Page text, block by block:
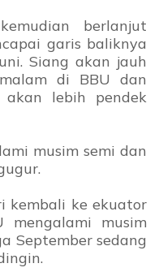
berlanjut
garis baliknya
Siang akan jauh
di BBU dan
lebih pendek
musim semi dan
kembali ke ekuator
mengalami musim
September sedang